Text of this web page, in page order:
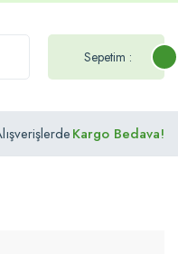
Sepetim :
Kargo Bedava!